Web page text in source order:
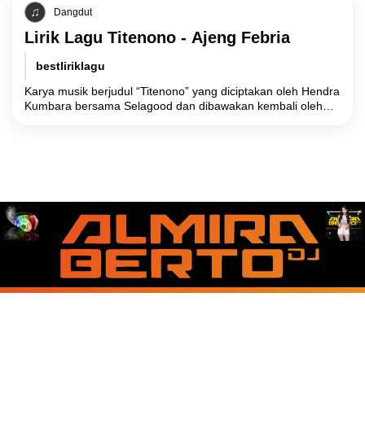
Dangdut
Lirik Lagu Titenono - Ajeng Febria
bestliriklagu
Karya musik berjudul “Titenono” yang diciptakan oleh Hendra
Kumbara bersama Selagood dan dibawakan kembali oleh